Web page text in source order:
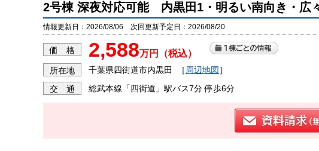
2号棟 深夜対応可能 内黒田1・明るい南向き・広
情報更新日：2026/08/06 次回更新予定日：2026/08/20
価 格 2,588万円（税込）
所在地 千葉県四街道市内黒田 ［ 周辺地図］
交 通 総武本線「四街道」駅バス7分 停歩6分